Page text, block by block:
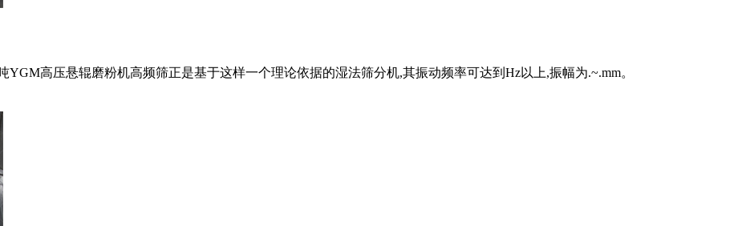
高压悬辊磨粉机高频筛正是基于这样一个理论依据的湿法筛分机,其振动频率可达到Hz以上,振幅为.~.mm。